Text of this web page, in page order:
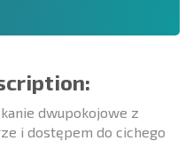
dwupokojowe z
i dostępem do cichego